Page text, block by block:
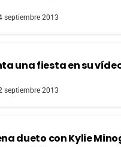
septiembre 2013
una fiesta en su
septiembre 2013
dueto con Kylie